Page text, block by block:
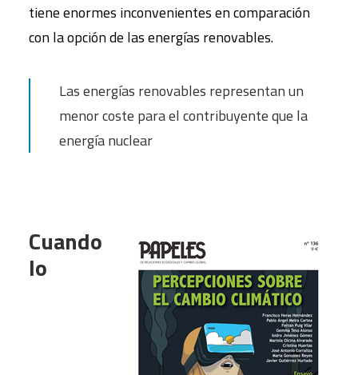
tiene enormes inconvenientes en comparación
con la opción de las energías renovables.
Las energías renovables representan un
menor coste para el contribuyente que la
energía nuclear
Cuando
lo